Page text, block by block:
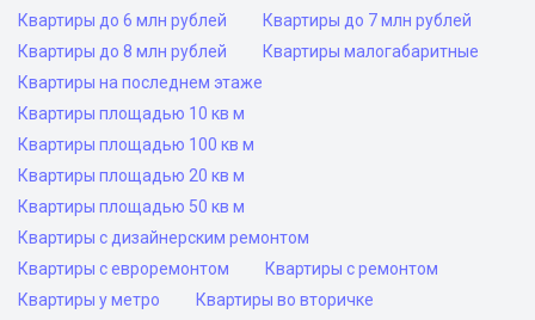
Квартиры до 6 млн рублей
Квартиры до 7 млн рублей
Квартиры до 8 млн рублей
Квартиры малогабаритные
Квартиры на последнем этаже
Квартиры площадью 10 кв м
Квартиры площадью 100 кв м
Квартиры площадью 20 кв м
Квартиры площадью 50 кв м
Квартиры с дизайнерским ремонтом
Квартиры с евроремонтом
Квартиры с ремонтом
Квартиры у метро
Квартиры во вторичке